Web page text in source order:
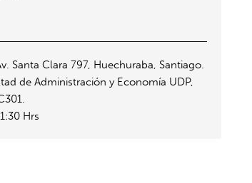
Santa Clara 797, Huechuraba, Santiago.
de Administración y Economía UDP,
Hrs